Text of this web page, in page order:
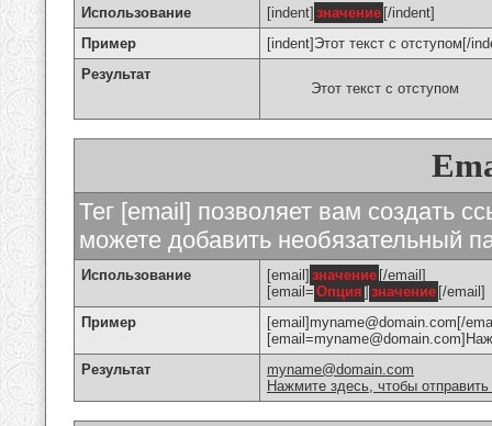
Использование [indent] значение [/indent]
Пример
[indent]Этот текст с отступом[/
Результат
Этот текст с отступом
Тег [email] позволяет вам создать
можете добавить необязательный
Использование [email] значение [/email]
[email= Опция ] значение [/email]
Пример
[email]myname@domain.com[/
Результат
myname@domain.com
Нажмите здесь, чтобы